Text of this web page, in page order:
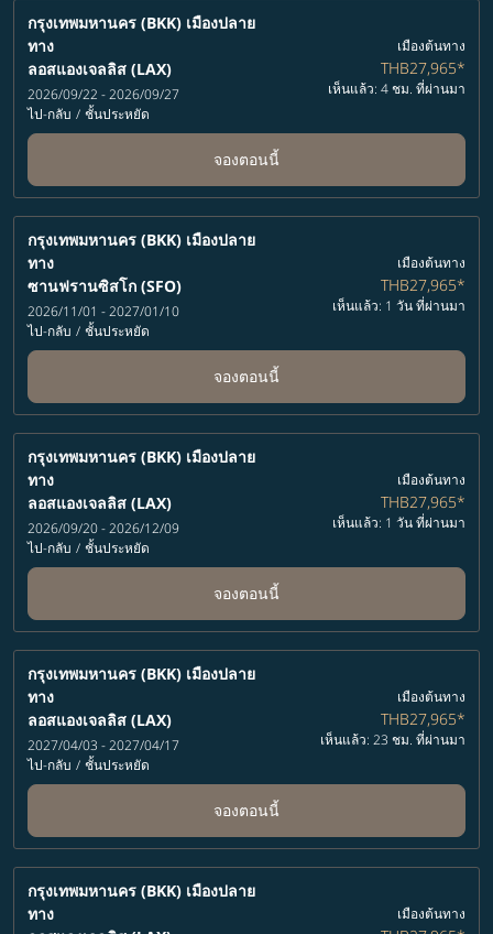
กรุงเทพมหานคร (BKK) เมืองปลาย
ทาง
ลอสแองเจลลิส (LAX)
2026/09/22 - 2026/09/27
ไป-กลับ / ชั้นประหยัด
เมืองต้นทาง
THB27,965*
เห็นแล้ว: 4 ชม. ที่ผ่านมา
จองตอนนี้
กรุงเทพมหานคร (BKK) เมืองปลาย
ทาง
ซานฟรานซิสโก (SFO)
2026/11/01 - 2027/01/10
ไป-กลับ / ชั้นประหยัด
เมืองต้นทาง
THB27,965*
เห็นแล้ว: 1 วัน ที่ผ่านมา
จองตอนนี้
กรุงเทพมหานคร (BKK) เมืองปลาย
ทาง
ลอสแองเจลลิส (LAX)
2026/09/20 - 2026/12/09
ไป-กลับ / ชั้นประหยัด
เมืองต้นทาง
THB27,965*
เห็นแล้ว: 1 วัน ที่ผ่านมา
จองตอนนี้
กรุงเทพมหานคร (BKK) เมืองปลาย
ทาง
ลอสแองเจลลิส (LAX)
2027/04/03 - 2027/04/17
ไป-กลับ / ชั้นประหยัด
เมืองต้นทาง
THB27,965*
เห็นแล้ว: 23 ชม. ที่ผ่านมา
จองตอนนี้
กรุงเทพมหานคร (BKK) เมืองปลาย
ทาง
เมืองต้นทาง